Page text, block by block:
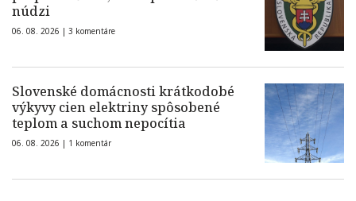
núdzi
06. 08. 2026 | 3 komentáre
Slovenské domácnosti krátkodobé
výkyvy cien elektriny spôsobené
teplom a suchom nepocítia
06. 08. 2026 | 1 komentár